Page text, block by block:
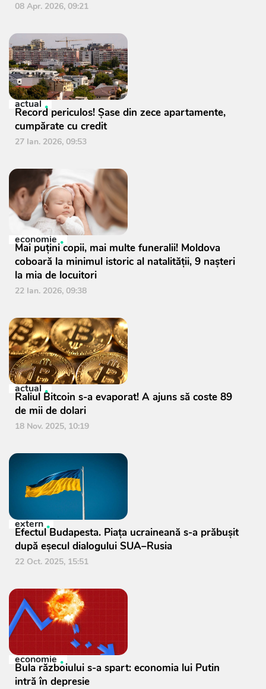
08 Apr. 2026, 09:21
actual
Record periculos! Șase din zece apartamente,
cumpărate cu credit
27 Ian. 2026, 09:53
economie
Mai puțini copii, mai multe funeralii! Moldova
coboară la minimul istoric al natalității, 9 nașteri
la mia de locuitori
22 Ian. 2026, 09:38
actual
Raliul Bitcoin s-a evaporat! A ajuns să coste 89
de mii de dolari
18 Nov. 2025, 10:19
extern
Efectul Budapesta. Piața ucraineană s-a prăbușit
după eșecul dialogului SUA–Rusia
22 Oct. 2025, 15:51
economie
Bula războiului s-a spart: economia lui Putin
intră în depresie